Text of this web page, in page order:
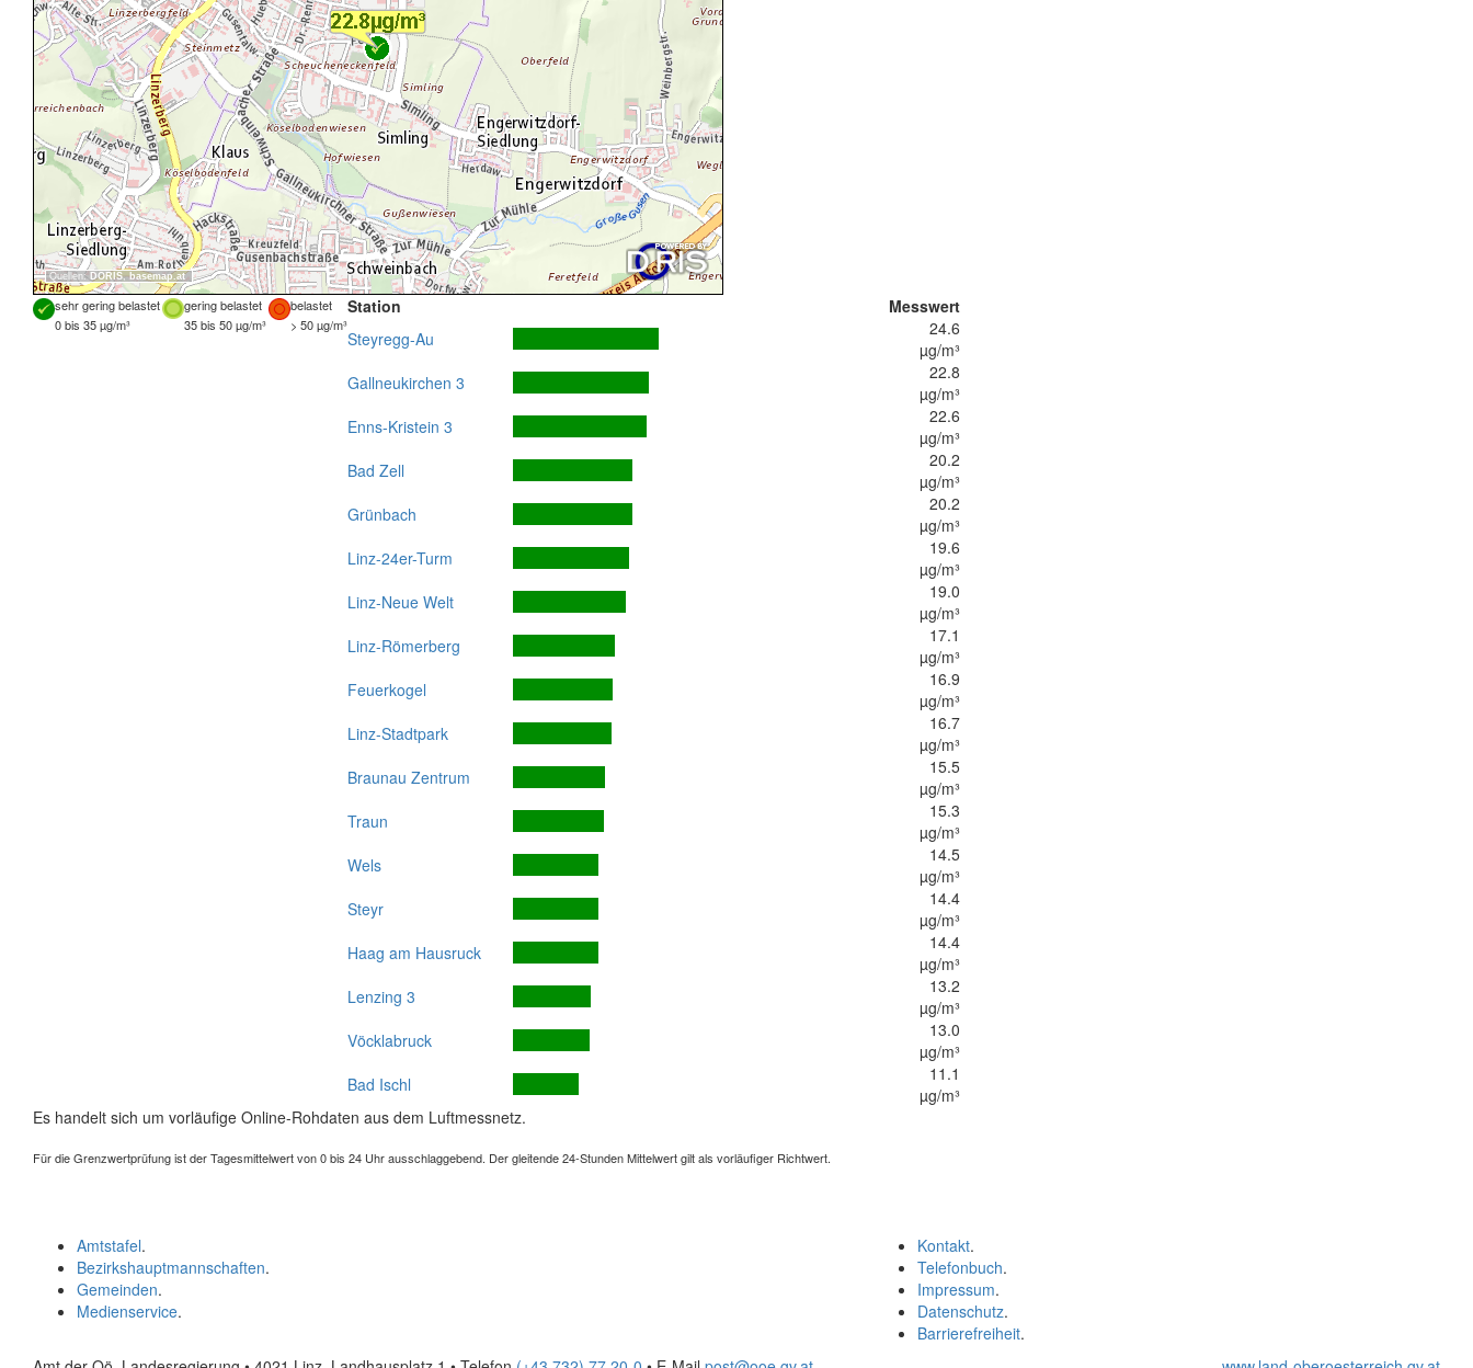
Quellen: DORIS, basemap.at
sehr gering belastet gering belastet
belastet
0 bis 35 µg/m³
35 bis 50 µg/m³ > 50 µg/m³
Station
Messwert
Steyregg-Au
24.6
µg/m³
Gallneukirchen 3
22.8
µg/m³
Enns-Kristein 3
22.6
µg/m³
Bad Zell
20.2
µg/m³
Grünbach
20.2
µg/m³
Linz-24er-Turm
19.6
µg/m³
Linz-Neue Welt
19.0
µg/m³
Linz-Römerberg
17.1
µg/m³
Feuerkogel
16.9
µg/m³
Linz-Stadtpark
16.7
µg/m³
Braunau Zentrum
15.5
µg/m³
Traun
15.3
µg/m³
Wels
14.5
µg/m³
Steyr
14.4
µg/m³
Haag am Hausruck
14.4
µg/m³
Lenzing 3
13.2
µg/m³
Vöcklabruck
13.0
µg/m³
Bad Ischl
11.1
µg/m³
Es handelt sich um vorläufige Online-Rohdaten aus dem Luftmessnetz.
Für die Grenzwertprüfung ist der Tagesmittelwert von 0 bis 24 Uhr ausschlaggebend. Der gleitende 24-Stunden Mittelwert gilt als vorläufiger Richtwert.
Kontakt.
Telefonbuch.
Impressum.
Datenschutz.
Barrierefreiheit.
Amtstafel.
Bezirkshauptmannschaften.
Gemeinden.
Medienservice.